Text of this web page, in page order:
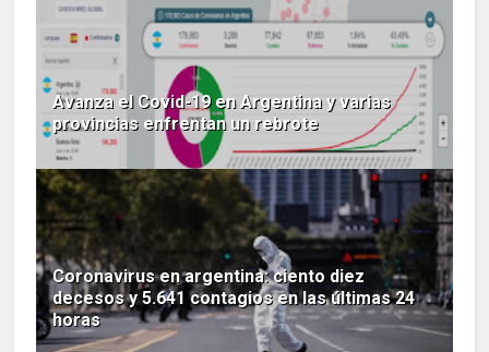
Avanza el Covid-19 en Argentina y varias
provincias enfrentan un rebrote
Coronavirus en argentina: ciento diez
decesos y 5.641 contagios en las últimas 24
horas